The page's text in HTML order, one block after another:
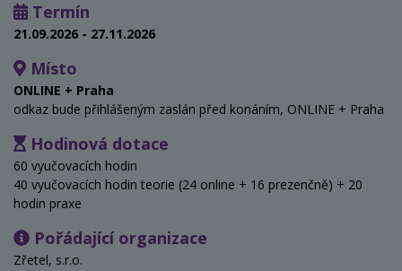
Termín
21.09.2026 - 27.11.2026
Místo
ONLINE + Praha
odkaz bude přihlášeným zaslán před konáním, ONLINE + Praha
Hodinová dotace
60 vyučovacích hodin
40 vyučovacích hodin teorie (24 online + 16 prezenčně) + 20
hodin praxe
Pořádající organizace
Zřetel, s.r.o.